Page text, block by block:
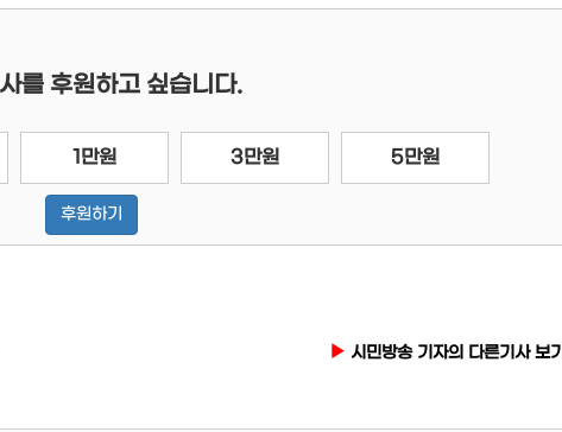
를 후원하고 싶습니다.
1만원 3만원 5만원
후원하기
시민방송 기자의 다른기사 보기